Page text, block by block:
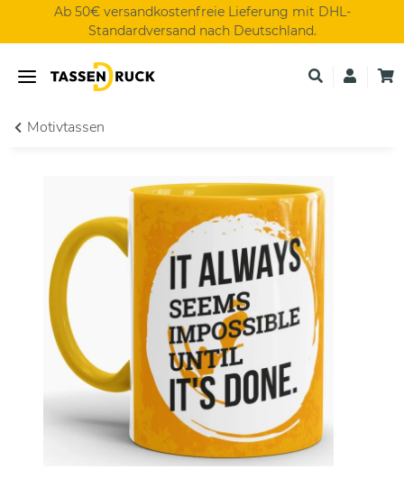
Ab 50€ versandkostenfreie Lieferung mit DHL-
Standardversand nach Deutschland.
Motivtassen